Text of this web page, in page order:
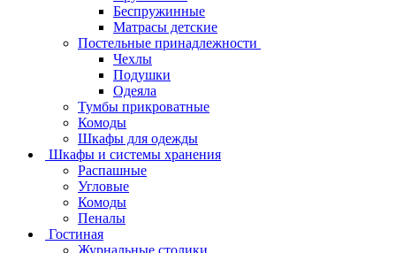
Беспружинные
Матрасы детские
Постельные принадлежности
Чехлы
Подушки
Одеяла
Тумбы прикроватные
Комоды
Шкафы для одежды
Шкафы и системы хранения
Распашные
Угловые
Комоды
Пеналы
Гостиная
Журнальные столики